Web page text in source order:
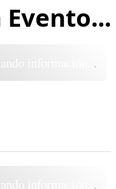
Evento...
información...
información...